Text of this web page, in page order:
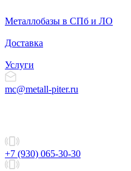
Металлобазы в СПб и ЛО
Доставка
Услуги
mc@metall-piter.ru
+7 (930) 065-30-30